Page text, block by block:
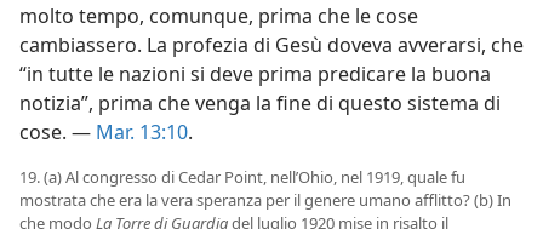
molto tempo, comunque, prima che le cose
cambiassero. La profezia di Gesù doveva avverarsi, che
“in tutte le nazioni si deve prima predicare la buona
notizia”, prima che venga la fine di questo sistema di
cose. — Mar. 13:10.
19. (a) Al congresso di Cedar Point, nell’Ohio, nel 1919, quale fu
mostrata che era la vera speranza per il genere umano afflitto? (b) In
che modo La Torre di Guardiadel luglio 1920 mise in risalto il